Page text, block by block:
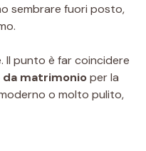
sembrare fuori posto,
Il punto è far coincidere
da matrimonioper la
o molto pulito,